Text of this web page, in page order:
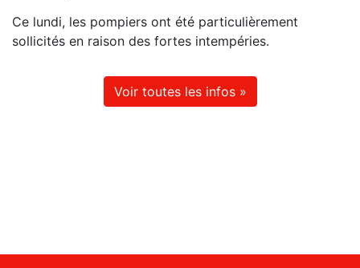
Ce lundi, les pompiers ont été particulièrement
sollicités en raison des fortes intempéries.
Voir toutes les infos »